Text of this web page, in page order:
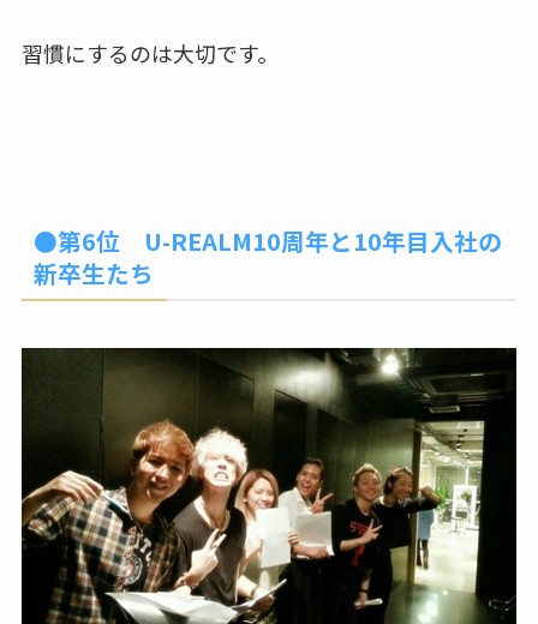
習慣にするのは大切です。
●第6位 U-REALM10周年と10年目入社の
新卒生たち